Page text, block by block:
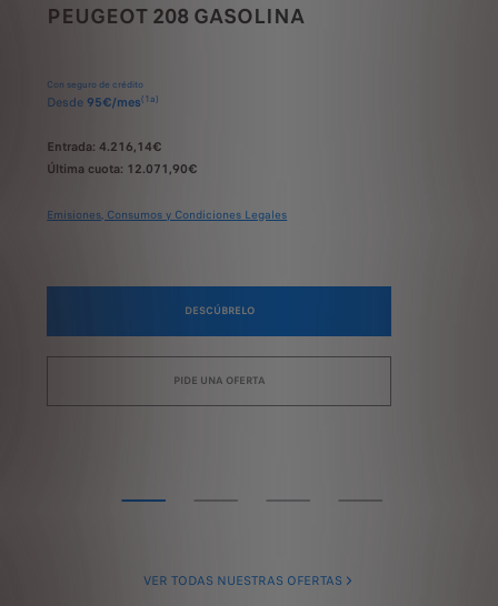
PEUGEOT 2008 GASOLINA
Última cuota: 15.369,19€
Emisiones, Consumos y Condiciones Legales
VER TODAS NUESTRAS OFERTAS